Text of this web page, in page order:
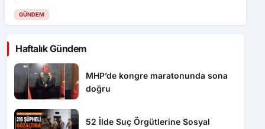
GÜNDEM
Haftalık Gündem
MHP’de kongre maratonunda sona
doğru
52 İlde Suç Örgütlerine Sosyal